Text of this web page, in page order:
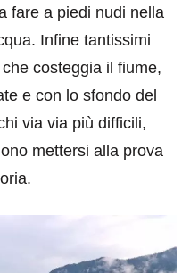
fare a piedi nudi nella
Infine tantissimi
costeggia il fiume,
e con lo sfondo del
via via più difficili,
mettersi alla prova